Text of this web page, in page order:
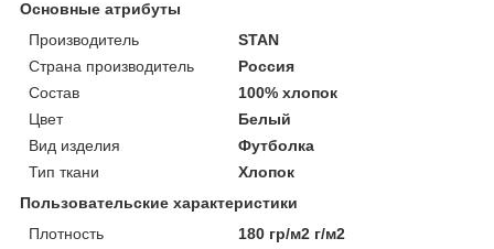
Основные атрибуты
Производитель
STAN
Страна производитель
Россия
Состав
100% хлопок
Цвет
Белый
Вид изделия
Футболка
Тип ткани
Хлопок
Пользовательские характеристики
Плотность
180 гр/м2 г/м2